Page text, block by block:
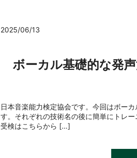
2025/06/13
ボーカル基礎的な発
日本音楽能力検定協会です。今回はボー
す。それぞれの技術名の後に簡単にトレ
受検はこちらから […]